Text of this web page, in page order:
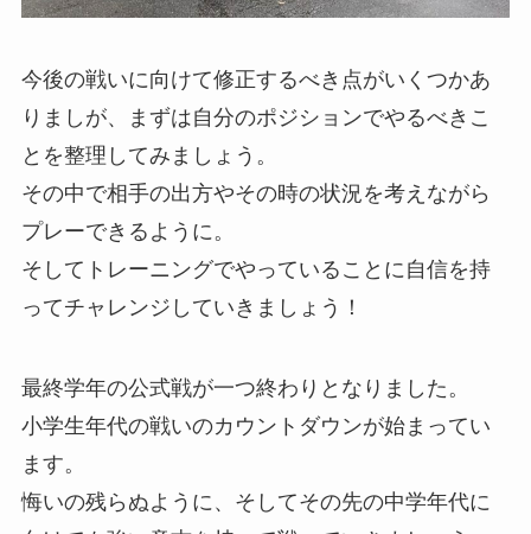
今後の戦いに向けて修正するべき点がいくつかあ
りましが、まずは自分のポジションでやるべきこ
とを整理してみましょう。
その中で相手の出方やその時の状況を考えながら
プレーできるように。
そしてトレーニングでやっていることに自信を持
ってチャレンジしていきましょう！
最終学年の公式戦が一つ終わりとなりました。
小学生年代の戦いのカウントダウンが始まってい
ます。
悔いの残らぬように、そしてその先の中学年代に